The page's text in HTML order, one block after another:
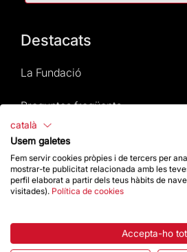
Destacats
La Fundació
Preguntes freqüents
Atenció al Visitant
Normativa i condicions de
català
Usem galetes
Fem servir cookies pròpies i de tercers per
mostrar-te publicitat relacionada amb les
perfil elaborat a partir dels teus hàbits de
visitades). Política de cookies
Accepta-ho tot